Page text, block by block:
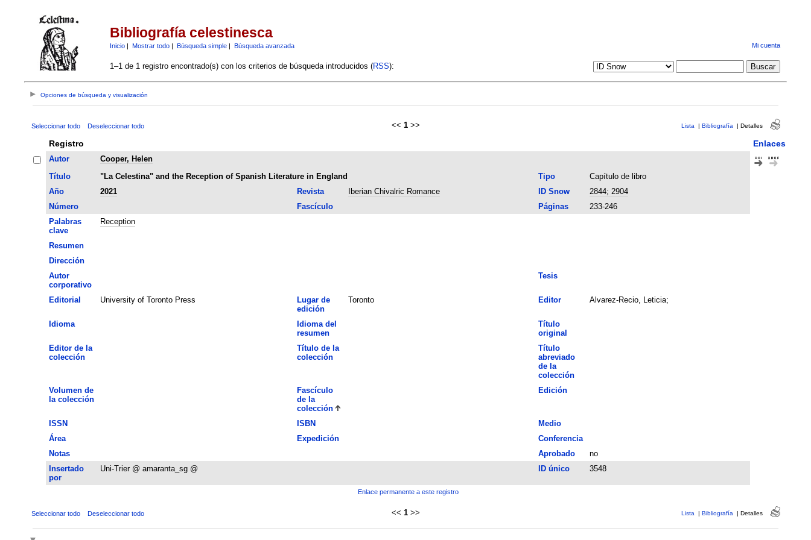
Bibliografía celestinesca
Inicio| Mostrar todo| Búsqueda simple| Búsqueda avanzada Mi cuenta
1–1 de 1 registro encontrado(s) con los criterios de búsqueda introducidos (RSS):
Opciones de búsqueda y visualización
Seleccionar todo Deseleccionar todo << 1 >> Lista | Bibliografía | Detalles
Registro Enlaces
Autor
Cooper, Helen
Título
"La Celestina" and the Reception of Spanish Literature in England Tipo
Capítulo de libro
Año
2021 Revista Iberian Chivalric Romance ID Snow
2844; 2904
Número
Fascículo Páginas
233-246
Palabras
clave
Reception
Resumen
Dirección
Autor
corporativo
Tesis
Editorial University of Toronto Press
Lugar de
edición
Toronto Editor Alvarez-Recio, Leticia;
Idioma
Idioma del
resumen
Título
original
Editor de la
colección
Título de la
colección
Título
abreviado
de la
colección
Volumen de
la colección
Fascículo
de la
colección
Edición
ISSN ISBN
Medio
Área
Expedición
Conferencia
Notas
Aprobado
no
Insertado
por
Uni-Trier @ amaranta_sg @ ID único 3548
Enlace permanente a este registro
Seleccionar todo Deseleccionar todo << 1 >> Lista | Bibliografía | Detalles